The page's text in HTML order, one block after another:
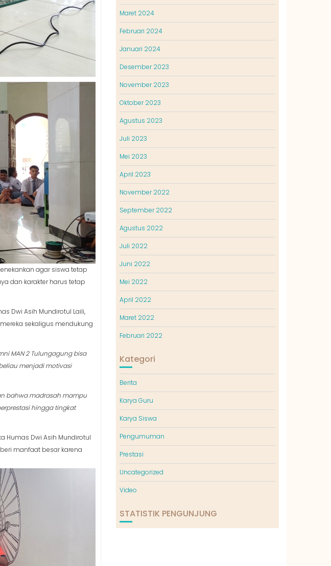
agar siswa tetap
dan karakter harus tetap
Dwi Asih Mundirotul Laili,
mereka sekaligus mendukung
MAN 2 Tulungagung bisa
menjadi motivasi
bahwa madrasah mampu
hingga tingkat
Humas Dwi Asih Mundirotul
manfaat besar karena
Maret 2024
Februari 2024
Januari 2024
Desember 2023
November 2023
Oktober 2023
Agustus 2023
Juli 2023
Mei 2023
April 2023
November 2022
September 2022
Agustus 2022
Juli 2022
Juni 2022
Mei 2022
April 2022
Maret 2022
Februari 2022
Kategori
Berita
Karya Guru
Karya Siswa
Pengumuman
Prestasi
Uncategorized
Video
STATISTIK PENGUNJUNG